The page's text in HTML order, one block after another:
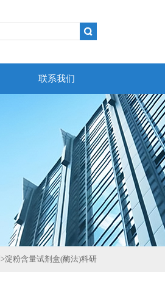
联系我们
>淀粉含量试剂盒(酶法)科研